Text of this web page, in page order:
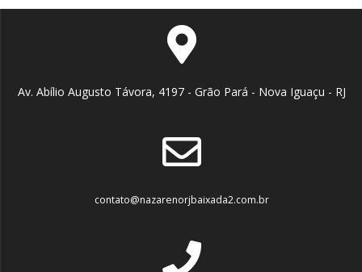
Av. Abílio Augusto Távora, 4197 - Grão Pará - Nova Iguaçu - RJ
contato@nazarenorjbaixada2.com.br